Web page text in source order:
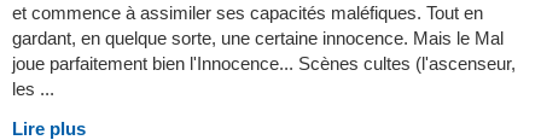
et commence à assimiler ses capacités maléfiques. Tout en
gardant, en quelque sorte, une certaine innocence. Mais le Mal
joue parfaitement bien l'Innocence... Scènes cultes (l'ascenseur,
les ...
Lire plus